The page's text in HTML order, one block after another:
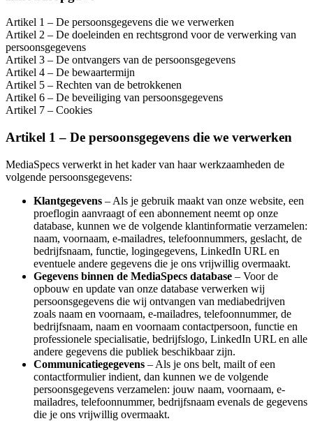
Artikel 1 – De persoonsgegevens die we verwerken
Artikel 2 – De doeleinden en rechtsgrond voor de verwerking van
persoonsgegevens
Artikel 3 – De ontvangers van de persoonsgegevens
Artikel 4 – De bewaartermijn
Artikel 5 – Rechten van de betrokkenen
Artikel 6 – De beveiliging van persoonsgegevens
Artikel 7 – Cookies
Artikel 1 – De persoonsgegevens die we verwerken
MediaSpecs verwerkt in het kader van haar werkzaamheden de
volgende persoonsgegevens:
Klantgegevens – Als je gebruik maakt van onze website, een
proeflogin aanvraagt of een abonnement neemt op onze
database, kunnen we de volgende klantinformatie verzamelen:
naam, voornaam, e-mailadres, telefoonnummers, geslacht, de
bedrijfsnaam, functie, logingegevens, LinkedIn URL en
eventuele andere gegevens die je ons vrijwillig overmaakt.
Gegevens binnen de MediaSpecs database – Voor de
opbouw en update van onze database verwerken wij
persoonsgegevens die wij ontvangen van mediabedrijven
zoals naam en voornaam, e-mailadres, telefoonnummer, de
bedrijfsnaam, naam en voornaam contactpersoon, functie en
professionele specialisatie, bedrijfslogo, LinkedIn URL en alle
andere gegevens die publiek beschikbaar zijn.
Communicatiegegevens – Als je ons belt, mailt of een
contactformulier indient, dan kunnen we de volgende
persoonsgegevens verzamelen: jouw naam, voornaam, e-
mailadres, telefoonnummer, bedrijfsnaam evenals de gegevens
die je ons vrijwillig overmaakt.